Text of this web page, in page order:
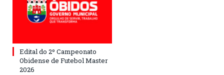
Edital do 2º Campeonato
Obidense de Futebol Master
2026